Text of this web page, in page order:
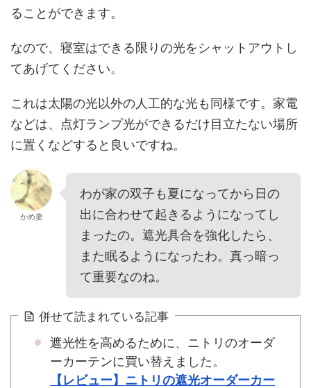
ることができます。
なので、寝室はできる限りの光をシャットアウトし
てあげてください。
これは太陽の光以外の人工的な光も同様です。家電
などは、点灯ランプ光ができるだけ目立たない場所
に置くなどすると良いですね。
かめ妻
わが家の双子も夏になってから日の
出に合わせて起きるようになってし
まったの。遮光具合を強化したら、
また眠るようになったわ。真っ暗っ
て重要なのね。
併せて読まれている記事
遮光性を高めるために、ニトリのオーダ
ーカーテンに買い替えました。
【レビュー】ニトリの遮光オーダーカー